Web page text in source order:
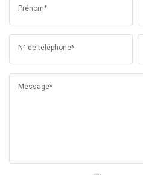
Prénom*
N° de téléphone*
Message*